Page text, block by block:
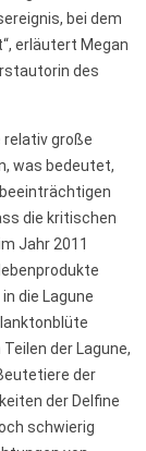
bei dem
erläutert Megan
des
relativ große
was bedeutet,
die kritischen
Jahr 2011
die Lagune
der Lagune,
der
der Delfine
schwierig